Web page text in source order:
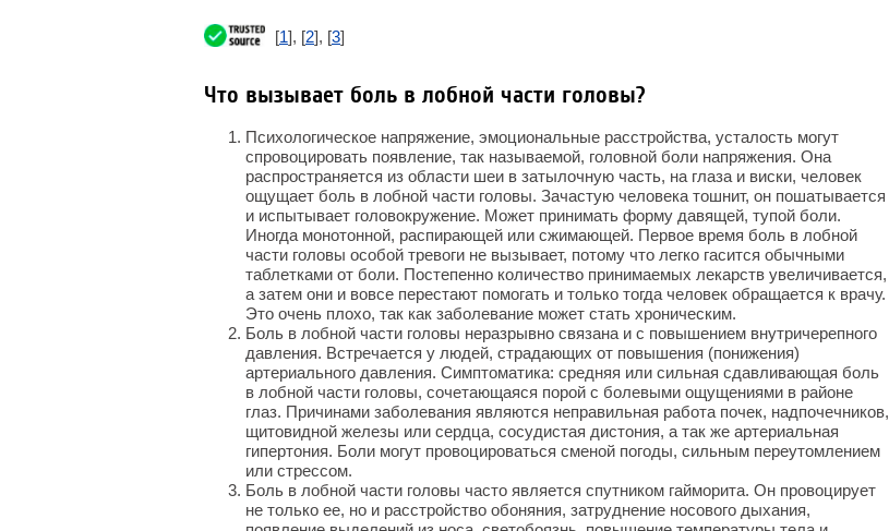
[1], [2], [3]
Что вызывает боль в лобной части головы?
Психологическое напряжение, эмоциональные расстройства, усталость могут
спровоцировать появление, так называемой, головной боли напряжения. Она
распространяется из области шеи в затылочную часть, на глаза и виски, человек
ощущает боль в лобной части головы. Зачастую человека тошнит, он пошатывается
и испытывает головокружение. Может принимать форму давящей, тупой боли.
Иногда монотонной, распирающей или сжимающей. Первое время боль в лобной
части головы особой тревоги не вызывает, потому что легко гасится обычными
таблетками от боли. Постепенно количество принимаемых лекарств увеличивается,
а затем они и вовсе перестают помогать и только тогда человек обращается к врачу.
Это очень плохо, так как заболевание может стать хроническим.
Боль в лобной части головы неразрывно связана и с повышением внутричерепного
давления. Встречается у людей, страдающих от повышения (понижения)
артериального давления. Симптоматика: средняя или сильная сдавливающая боль
в лобной части головы, сочетающаяся порой с болевыми ощущениями в районе
глаз. Причинами заболевания являются неправильная работа почек, надпочечников,
щитовидной железы или сердца, сосудистая дистония, а так же артериальная
гипертония. Боли могут провоцироваться сменой погоды, сильным переутомлением
или стрессом.
Боль в лобной части головы часто является спутником гайморита. Он провоцирует
не только ее, но и расстройство обоняния, затруднение носового дыхания,